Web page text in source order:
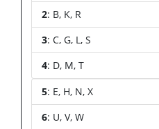
2: B, K, R
3: C, G, L, S
4: D, M, T
5: E, H, N, X
6: U, V, W